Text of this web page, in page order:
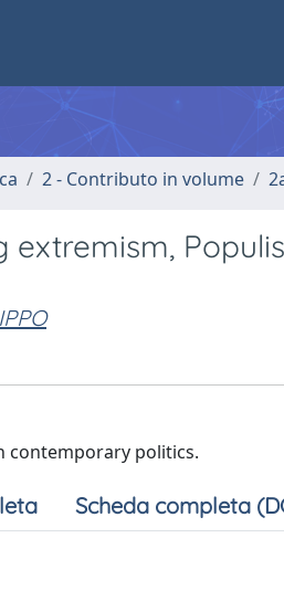
2 - Contributo in volume
extremism,
contemporary politics.
Scheda completa